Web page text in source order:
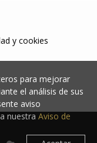
y cookies
para mejorar
el análisis de sus
aviso
nuestra Aviso de